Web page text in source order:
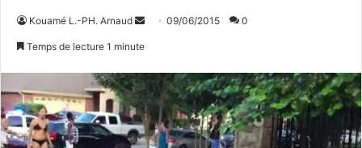
Kouamé L.-PH. Arnaud
o
y
e
r
09/06/2015 0
Temps de lecture 1 minute